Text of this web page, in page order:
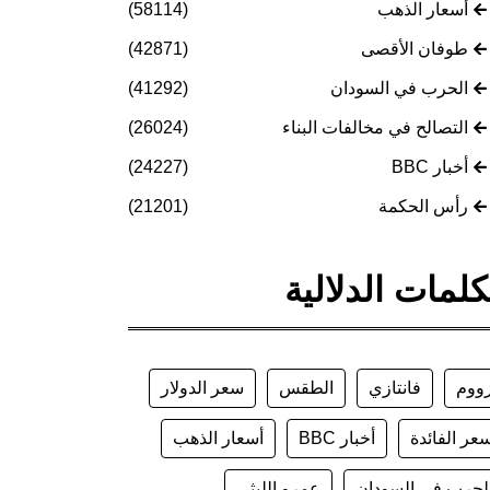
أسعار الذهب (58114)
طوفان الأقصى (42871)
الحرب في السودان (41292)
التصالح في مخالفات البناء (26024)
أخبار BBC (24227)
رأس الحكمة (21201)
الدلالية
فانتازي الطقس سعر الدولار
الفائدة أخبار BBC أسعار الذهب